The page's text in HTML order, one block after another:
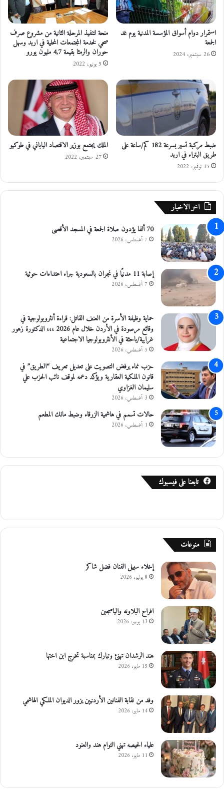
استمرار دوام أسواق المؤسسة المدنية يوم غد
الجمعة
26 سبتمبر، 2024
منحة لتنفيذ المرحلة الثانية من مشروع صرف
صحي لخدمة المجتمعات المحلية في اربد وسهل
حوران والرمثا بقيمة 4,7 مليون يورو
5 يونيو، 2022
ضبط مركبة تسير بسرعة 182 كم/ساعة على
طريق البتراء في اربد
15 نوفمبر، 2022
الملك يجتمع بوزير الاقتصاد الياباني في طوكيو
27 سبتمبر، 2022
اخر الاخبار
70 ألفا يؤدون صلاة الجمعة في المسجد الأقصى
7 أغسطس، 2026
إصابة 11 مدنيًا في نجران بالسعودية جراء اعتداءات حوثية
7 أغسطس، 2026
حماية وظيفة الأسرة من العنف القاتل: قراءة أنثروبولوجية في
وقائع مرصودة في الأردن خلال عام 2026 ،،، الدكتورة زهور
غرايبة/باحثة في الأنثروبولوجيا الاجتماعية
5 أغسطس، 2026
حزب نماء يرفض التصويت على تعديل تعريف “الطريق” في
قانون الملكية العقارية ويؤكد دعمه لموقف نائب الحزب علي
سليمان الغزاوي
3 أغسطس، 2026
حالات تسمم في هاشمية الزرقاء وضبط مالك المطعم
1 أغسطس، 2026
تابعنا على فيسبوك
منوعات
إخلاء سبيل الفنان فضل شاكر
8 يوليو، 2026
افراح البلاونه والياصجين
13 يونيو، 2026
هند الرشدان تهنئ وتبارك بمناسبة تخرج ابن اختها
15 مايو، 2026
وفد من نقابة الفنانين الأردنيين يزور الديوان الملكي الهاشمي
14 مايو، 2026
علياء الحيصه تهني التوام هند والعنود
11 مايو، 2026